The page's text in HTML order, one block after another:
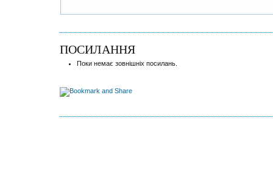
ПОСИЛАННЯ
Поки немає зовнішніх посилань.